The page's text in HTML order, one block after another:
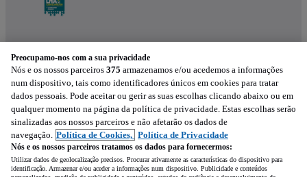
Experimenta a aplicação
Preocupamo-nos com a sua privacidade
Nós e os nossos parceiros 375 armazenamos e/ou acedemos a informações
num dispositivo, tais como identificadores únicos em cookies para tratar
dados pessoais. Pode aceitar ou gerir as suas escolhas clicando abaixo ou em
qualquer momento na página da política de privacidade. Estas escolhas serão
sinalizadas aos nossos parceiros e não afetarão os dados de
navegação. Política de Cookies, Política de Privacidade
Nós e os nossos parceiros tratamos os dados para fornecermos:
Utilizar dados de geolocalização precisos. Procurar ativamente as características do dispositivo para
identificação. Armazenar e/ou aceder a informações num dispositivo. Publicidade e conteúdos